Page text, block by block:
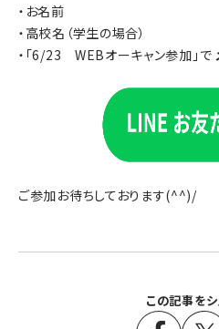
この記事を
・お名前
・高校名（学生の場合）
・「6/23 WEBオーキャン参加」で
ご参加お待ちしております(^^)/